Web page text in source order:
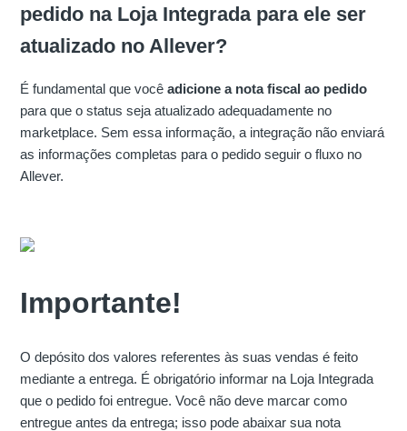
pedido na Loja Integrada para ele ser
atualizado no Allever?
É fundamental que vocêadicione a nota fiscal ao pedido
para que o status seja atualizado adequadamente no
marketplace. Sem essa informação, a integração não enviará
as informações completas para o pedido seguir o fluxo no
Allever.
Importante!
O depósito dos valores referentes às suas vendas é feito
mediante a entrega. É obrigatório informar na Loja Integrada
que o pedido foi entregue. Você não deve marcar como
entregue antes da entrega; isso pode abaixar sua nota